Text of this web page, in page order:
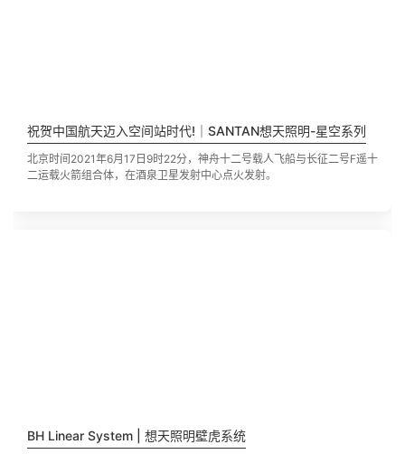
祝贺中国航天迈入空间站时代!｜SANTAN想天照明-星空系列
北京时间2021年6月17日9时22分，神舟十二号载人飞船与长征二号F遥十
二运载火箭组合体，在酒泉卫星发射中心点火发射。
BH Linear System | 想天照明壁虎系统